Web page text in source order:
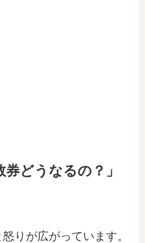
どうなるの？」
りが広がっています。